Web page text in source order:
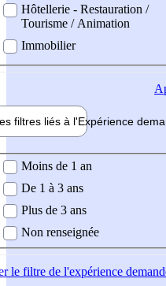
Hôtellerie - Restauration /
Tourisme / Animation
Immobilier
filtres liés à l'Expérience
demandée
Moins de 1 an
De 1 à 3 ans
Plus de 3 ans
Non renseignée
le filtre de l'expérience